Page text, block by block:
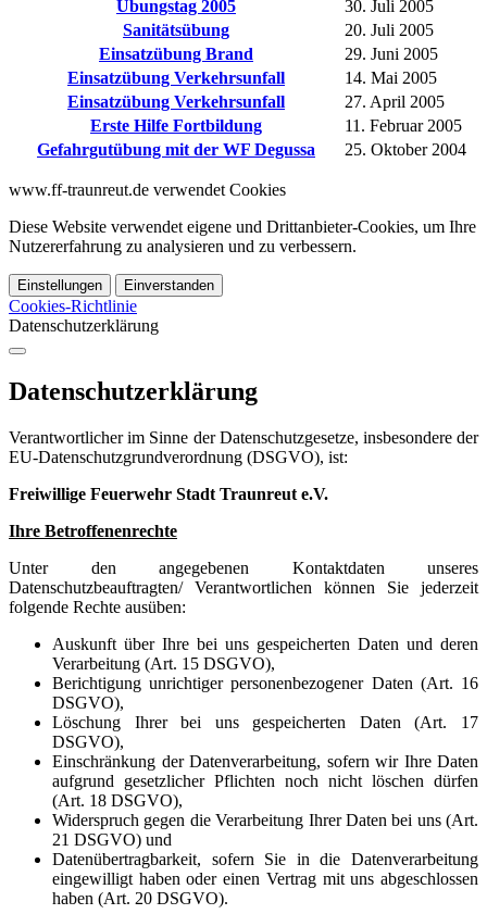
Übungstag 2005
30. Juli 2005
Sanitätsübung
20. Juli 2005
Einsatzübung Brand
29. Juni 2005
Einsatzübung Verkehrsunfall
14. Mai 2005
Einsatzübung Verkehrsunfall
27. April 2005
Erste Hilfe Fortbildung
11. Februar 2005
Gefahrgutübung mit der WF Degussa
25. Oktober 2004
www.ff-traunreut.de verwendet Cookies
Diese Website verwendet eigene und Drittanbieter-Cookies, um Ihre
Nutzererfahrung zu analysieren und zu verbessern.
Einstellungen Einverstanden
Cookies-Richtlinie
Datenschutzerklärung
Datenschutzerklärung
Verantwortlicher im Sinne der Datenschutzgesetze, insbesondere der
EU-Datenschutzgrundverordnung (DSGVO), ist:
Freiwillige Feuerwehr Stadt Traunreut e.V.
Ihre Betroffenenrechte
Unter den angegebenen Kontaktdaten unseres
Datenschutzbeauftragten/ Verantwortlichen können Sie jederzeit
folgende Rechte ausüben:
Auskunft über Ihre bei uns gespeicherten Daten und deren
Verarbeitung (Art. 15 DSGVO),
Berichtigung unrichtiger personenbezogener Daten (Art. 16
DSGVO),
Löschung Ihrer bei uns gespeicherten Daten (Art. 17
DSGVO),
Einschränkung der Datenverarbeitung, sofern wir Ihre Daten
aufgrund gesetzlicher Pflichten noch nicht löschen dürfen
(Art. 18 DSGVO),
Widerspruch gegen die Verarbeitung Ihrer Daten bei uns (Art.
21 DSGVO) und
Datenübertragbarkeit, sofern Sie in die Datenverarbeitung
eingewilligt haben oder einen Vertrag mit uns abgeschlossen
haben (Art. 20 DSGVO).